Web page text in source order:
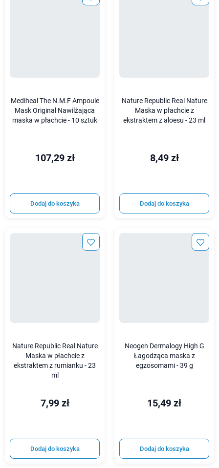
Mediheal The N.M.F Ampoule
Mask Original Nawilżająca
maska w płachcie - 10 sztuk
107,29 zł
Dodaj do koszyka
Nature Republic Real Nature
Maska w płachcie z
ekstraktem z aloesu - 23 ml
8,49 zł
Dodaj do koszyka
Nature Republic Real Nature
Maska w płachcie z
ekstraktem z rumianku - 23
ml
7,99 zł
Dodaj do koszyka
Neogen Dermalogy High G
Łagodząca maska z
egzosomami - 39 g
15,49 zł
Dodaj do koszyka